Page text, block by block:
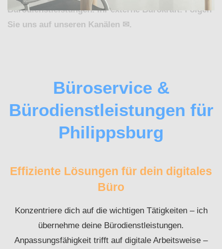
Bürodienstleistungen. Ihr externe Bürokraft. Folgen
Sie uns auf unseren Kanälen ✉.
Büroservice &
Bürodienstleistungen für
Philippsburg
Effiziente Lösungen für dein digitales
Büro
Konzentriere dich auf die wichtigen Tätigkeiten – ich
übernehme deine Bürodienstleistungen.
Anpassungsfähigkeit trifft auf digitale Arbeitsweise –